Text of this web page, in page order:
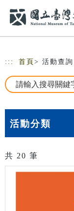
::: 首頁 > 活動查詢
活動分類
共 20 筆